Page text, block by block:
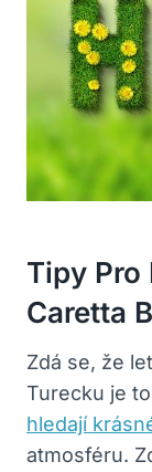
Tipy Pro
Caretta
Zdá se, že
Turecku je
hledají
atmosféru.